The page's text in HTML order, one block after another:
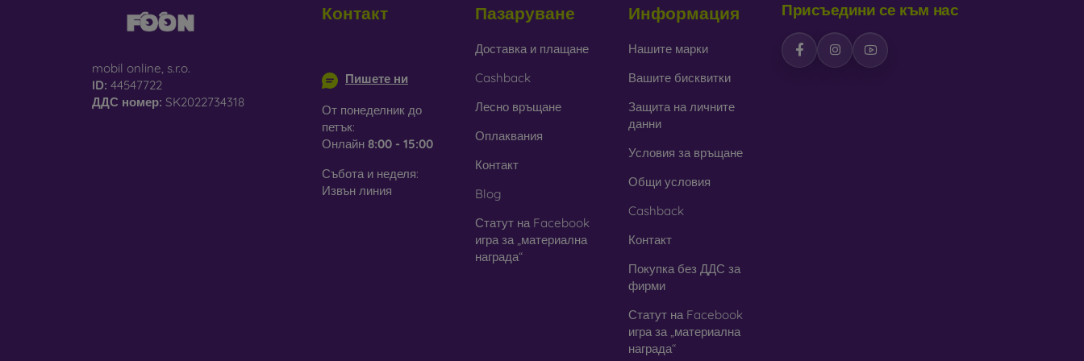
– използва се само като допълнение към калъфите. Придава интересен дизайн. Недостатък е, че при
падане стъкленият кейс може да се счупи.
Рециклирани материали– компостируемите калъфи за телефони се изработват от рециклирани материали, така
В нашия онлайн магазинFOONще намерите десетки интересни калъфи за телефони, изработени от различни
материали. Просто изберете този, който е за вас.
mobil online, s.r.o.
ID: 44547722
ДДС ​​номер: SK2022734318
Контакт
Пишете ни
От понеделник до
петък:
Онлайн 8:00 - 15:00
Събота и неделя:
Извън линия
Пазаруване
Доставка и плащане
Cashback
Лесно връщане
Оплаквания
Контакт
Blog
Статут на Facebook
игра за „материална
награда“
Информация
Нашите марки
Вашите бисквитки
Защита на личните
данни
Условия за връщане
Общи условия
Cashback
Контакт
Покупка без ДДС за
фирми
Статут на Facebook
игра за „материална
награда“
Присъедини се към нас